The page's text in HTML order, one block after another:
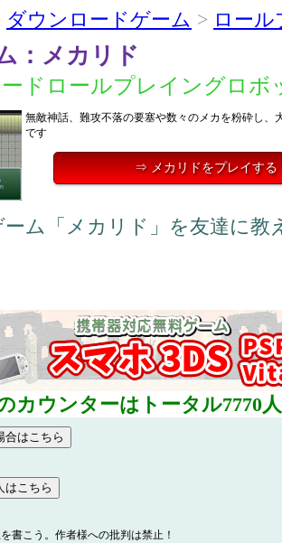
ダウンロードゲーム > ロー
：メカリド
ドロールプレイングロボ
無敵神話、難攻不落の要塞や数々のメカを粉砕し、
です
⇒ メカリドをプレイする
ム「メカリド」を友達に教
カウンターはトータル7770
書こう。作者様への批判は禁止！